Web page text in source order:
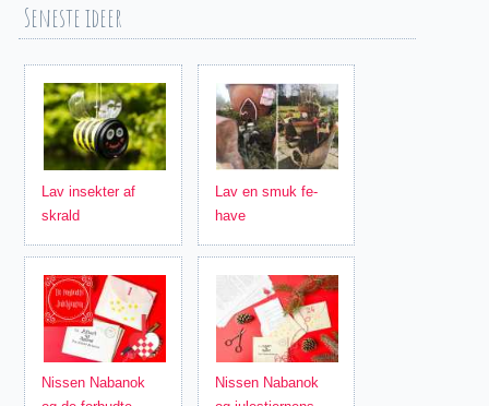
Seneste ideer
Lav insekter af
skrald
Lav en smuk fe-
have
Nissen Nabanok
Nissen Nabanok